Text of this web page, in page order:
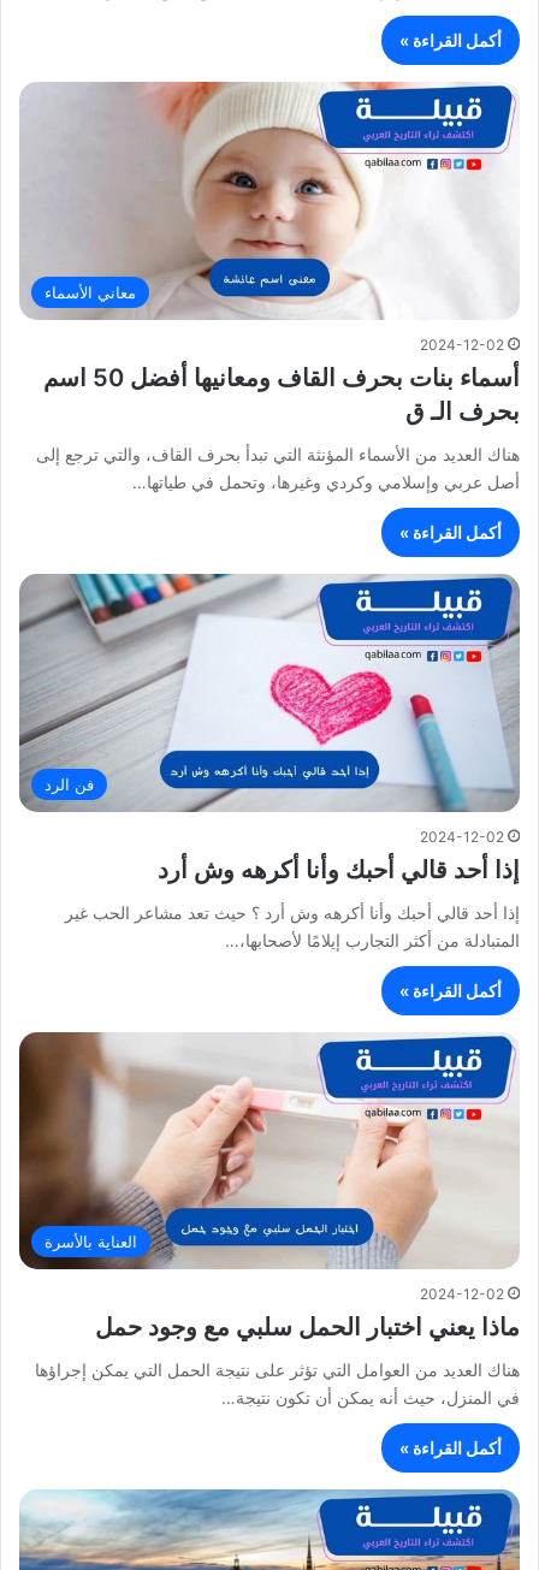
أكمل القراءة »
معاني الأسماء
2024-12-02
أسماء بنات بحرف القاف ومعانيها أفضل 50 اسم
بحرف الـ ق
هناك العديد من الأسماء المؤنثة التي تبدأ بحرف القاف، والتي ترجع إلى
أصل عربي وإسلامي وكردي وغيرها، وتحمل في طياتها…
أكمل القراءة »
فن الرد
2024-12-02
إذا أحد قالي أحبك وأنا أكرهه وش أرد
إذا أحد قالي أحبك وأنا أكرهه وش أرد ؟ حيث تعد مشاعر الحب غير
المتبادلة من أكثر التجارب إيلامًا لأصحابها،…
أكمل القراءة »
العناية بالأسرة
2024-12-02
ماذا يعني اختبار الحمل سلبي مع وجود حمل
هناك العديد من العوامل التي تؤثر على نتيجة الحمل التي يمكن إجراؤها
في المنزل، حيث أنه يمكن أن تكون نتيجة…
أكمل القراءة »